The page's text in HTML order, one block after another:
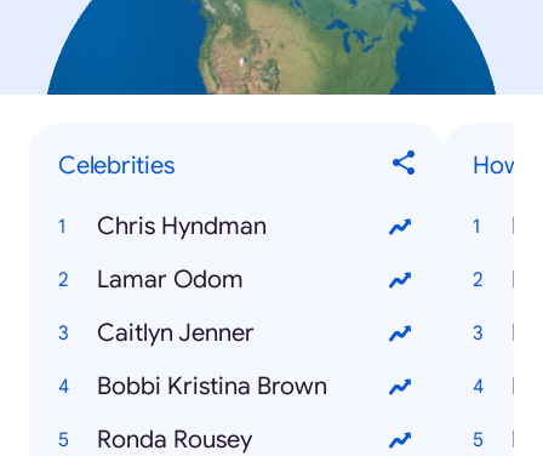
Celebrities
Chris Hyndman
Lamar Odom
Caitlyn Jenner
Bobbi Kristina Brown
Ronda Rousey
How